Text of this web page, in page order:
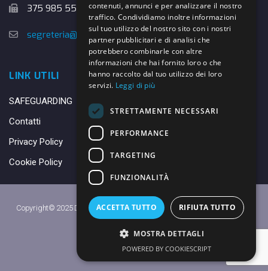
375 985 5526
segreteria@danybasket.it
LINK UTILI
SAFEGUARDING
Contatti
Privacy Policy
Cookie Policy
Copyright© 2025 DANY BASKET QUARRATA S.S.D.A.R.L. -Privacy Policy
Made with ♥ by
contenuti, annunci e per analizzare il nostro
traffico. Condividiamo inoltre informazioni
sul tuo utilizzo del nostro sito con i nostri
partner pubblicitari e di analisi che
potrebbero combinarle con altre
informazioni che hai fornito loro o che
hanno raccolto dal tuo utilizzo dei loro
servizi. Leggi di più
STRETTAMENTE NECESSARI
PERFORMANCE
TARGETING
FUNZIONALITÀ
ACCETTA TUTTO RIFIUTA TUTTO
MOSTRA DETTAGLI
POWERED BY COOKIESCRIPT